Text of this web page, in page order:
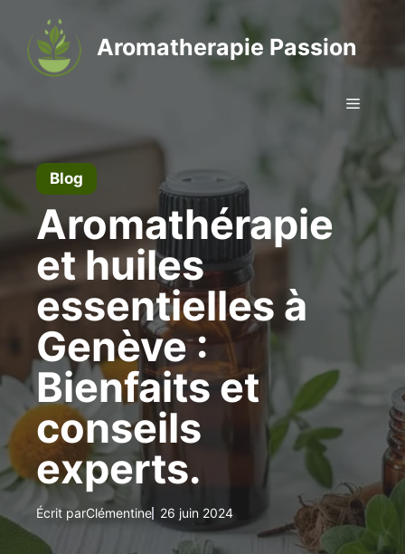
contenu
Aromatherapie Passion
Menu
Blog
Aromathérapie
et huiles
essentielles à
Genève :
Bienfaits et
conseils
experts.
Écrit parClémentine 26 juin 2024